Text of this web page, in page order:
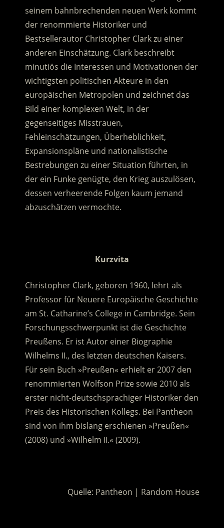
seinem bahnbrechenden neuen Werk kommt
der renommierte Historiker und
Bestsellerautor Christopher Clark zu einer
anderen Einschätzung. Clark beschreibt
minutiös die Interessen und Motivationen der
wichtigsten politischen Akteure in den
europäischen Metropolen und zeichnet das
Bild einer komplexen Welt, in der
gegenseitiges Misstrauen,
Fehleinschätzungen, Überheblichkeit,
Expansionspläne und nationalistische
Bestrebungen zu einer Situation führten, in
der ein Funke genügte, den Krieg auszulösen,
dessen verheerende Folgen kaum jemand
abzuschätzen vermochte.
Kurzvita
Christopher Clark, geboren 1960, lehrt als
Professor für Neuere Europäische Geschichte
am St. Catharine’s College in Cambridge. Sein
Forschungsschwerpunkt ist die Geschichte
Preußens. Er ist Autor einer Biographie
Wilhelms II., des letzten deutschen Kaisers.
Für sein Buch »Preußen« erhielt er 2007 den
renommierten Wolfson Prize sowie 2010 als
erster nicht-deutschsprachiger Historiker den
Preis des Historischen Kollegs. Bei Pantheon
sind von ihm bislang erschienen »Preußen«
(2008) und »Wilhelm II.« (2009).
Quelle: Pantheon | Random House